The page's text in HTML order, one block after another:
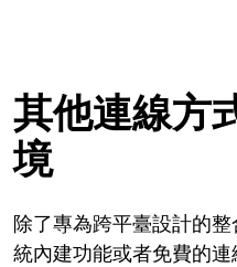
其他連線方
境
除了專為跨平臺設計的
統內建功能或者免費的